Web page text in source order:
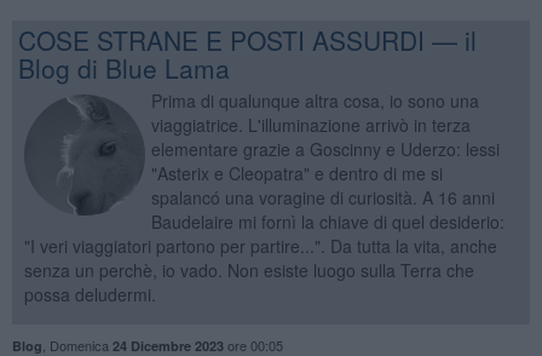
COSE STRANE E POSTI ASSURDI — il
Blog di Blue Lama
Prima di qualunque altra cosa, io sono una
viaggiatrice. L'illuminazione arrivò in terza
elementare grazie a Goscinny e Uderzo: lessi
"Asterix e Cleopatra" e dentro di me si
spalancó una voragine di curiosità. A 16 anni
Baudelaire mi fornì la chiave di quel desiderio:
"I veri viaggiatori partono per partire...". Da tutta la vita, anche
senza un perchè, io vado. Non esiste luogo sulla Terra che
possa deludermi.
Blog Domenica 24 Dicembre 2023ore 00:05